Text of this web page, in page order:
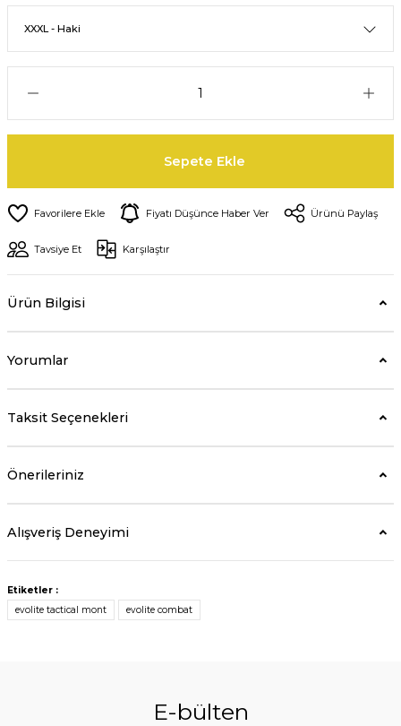
Sepete Ekle
Fiyatı Düşünce Haber Ver Ürünü Paylaş
Tavsiye Et Karşılaştır
Ürün Bilgisi
Yorumlar
Taksit Seçenekleri
Önerileriniz
Alışveriş Deneyimi
Etiketler :
evolite tactical mont
evolite combat
E-bülten